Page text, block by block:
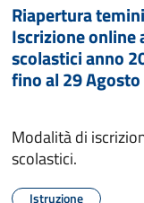
Riapertura
Iscrizione online
scolastici anno
fino al 29
Modalità di
scolastici.
Istruzione